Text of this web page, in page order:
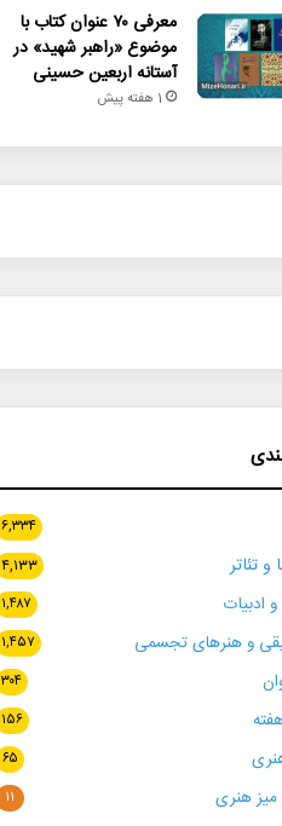
معرفی ۷۰ عنوان کتاب با
موضوع «راهبر شهید» در
آستانه اربعین حسینی
1 هفته پیش
۶,۳۳۴
و تئاتر ۴,۱۳۳
ادبیات ۱,۴۸۷
و هنرهای تجسمی ۱,۴۵۷
۳۰۴
۱۵۶
۶۵
میز هنری ۱۱